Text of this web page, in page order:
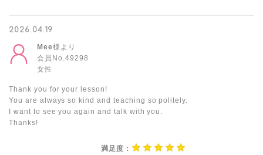
2026.04.19
Mee様より
会員No.49298
女性
Thank you for your lesson!
You are always so kind and teaching so politely.
I want to see you again and talk with you.
Thanks!
満足度：